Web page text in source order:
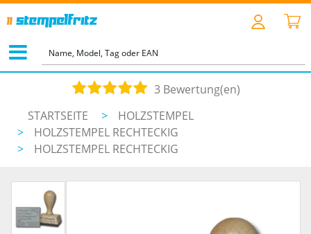
3 Bewertung(en)
STARTSEITE
>
HOLZSTEMPEL
>
HOLZSTEMPEL RECHTECKIG
>
HOLZSTEMPEL RECHTECKIG